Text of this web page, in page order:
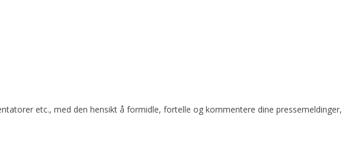
etc., med den hensikt å formidle, fortelle og kommentere dine